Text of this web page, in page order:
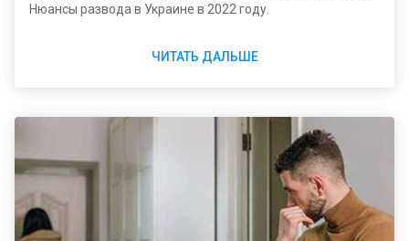
Нюансы развода в Украине в 2022 году.
ЧИТАТЬ ДАЛЬШЕ